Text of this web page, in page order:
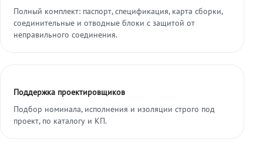
Полный комплект: паспорт, спецификация, карта сборки,
соединительные и отводные блоки с защитой от
неправильного соединения.
Поддержка проектировщиков
Подбор номинала, исполнения и изоляции строго под
проект, по каталогу и КП.